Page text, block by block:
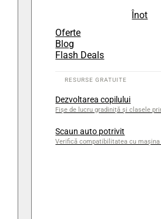
Înot
Oferte
Blog
Flash Deals
Dezvoltarea copilului
Fișe de lucru gradiniță și clasele
Scaun auto potrivit
Verifică compatibilitatea cu